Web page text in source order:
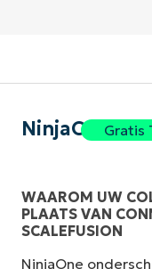
NinjaOneGratis
WAAROM UW
PLAATS VAN
SCALEFUSION
NinjaOne